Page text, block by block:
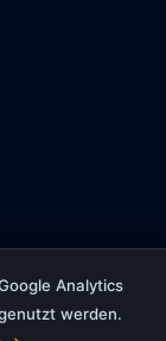
Analytics
werden.